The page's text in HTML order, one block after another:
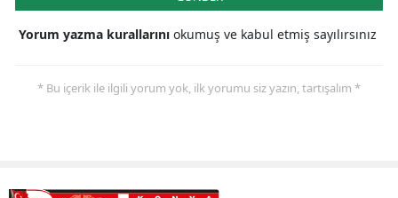
Yorum yazma kurallarını okumuş ve kabul etmiş sayılırsınız
* Bu içerik ile ilgili yorum yok, ilk yorumu siz yazın, tartışalım *